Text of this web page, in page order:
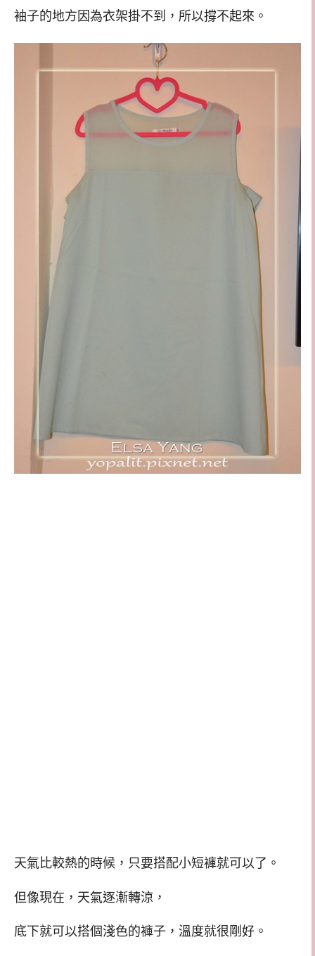
袖子的地方因為衣架掛不到，所以撐不起來。
天氣比較熱的時候，只要搭配小短褲就可以了。
但像現在，天氣逐漸轉涼，
底下就可以搭個淺色的褲子，溫度就很剛好。